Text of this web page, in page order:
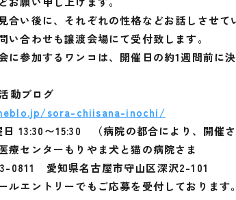
合い後に、それぞれの性格などお話しさせて
い合わせも譲渡会場にて受付致します。
に参加するワンコは、開催日の約1週間前に
動ブログ
sora-chiisana-inochi/
13:30〜15:30 （病院の都合により、開催さ
療センターもりやま犬と猫の病院さま
0811 愛知県名古屋市守山区深沢2-101
ルエントリーでもご応募を受付しておりま